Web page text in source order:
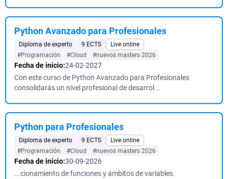
Python Avanzado para Profesionales
Diploma de experto 9 ECTS
Live online
#Programación
#Cloud #nuevos masters 2026
Fecha de inicio:24-02-2027
Con este curso de Python Avanzado para Profesionales
consolidarás un nivel profesional de desarrol...
Python para Profesionales
Diploma de experto 9 ECTS
Live online
#Programación
#Cloud #nuevos masters 2026
Fecha de inicio:30-09-2026
...cionamiento de funciones y ámbitos de variables.